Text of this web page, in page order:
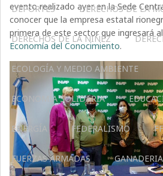
DEPORTES DERECHOS DE LA
DERECHOS DE LA NIÑEZ
ECOLOGÍA Y MEDIO AMBIENTE
ECONOMÍA SOLIDARIA
ENERGÍA FEDERALISMO
FUERZAS ARMADAS GANADERIA
evento realizado ayer en la Sede
conocer que la empresa estatal
primera de este sector que ingresará
Economía del Conocimiento.